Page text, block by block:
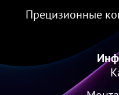
Прецизионные